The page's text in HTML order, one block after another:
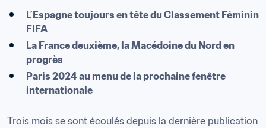
L’Espagne toujours en tête du Classement Féminin
FIFA
La France deuxième, la Macédoine du Nord en
progrès
Paris 2024 au menu de la prochaine fenêtre
internationale
Trois mois se sont écoulés depuis la dernière publication